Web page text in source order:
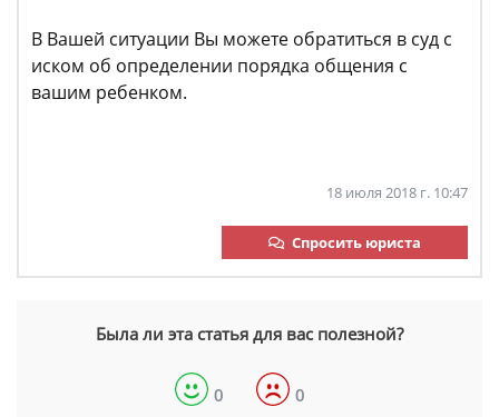
В Вашей ситуации Вы можете обратиться в суд с
иском об определении порядка общения с
вашим ребенком.
18 июля 2018 г. 10:47
Спросить юриста
Была ли эта статья для вас полезной?
0 0